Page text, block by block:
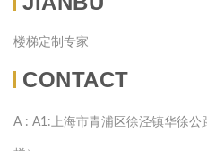
楼梯定制专家
CONTACT
A : A1:上海市青浦区徐泾镇华徐